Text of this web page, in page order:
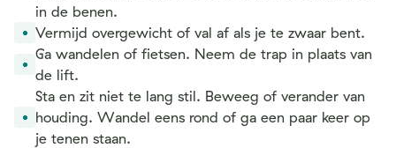
in de benen.
Vermijd overgewicht of val af als je te zwaar bent.
Ga wandelen of fietsen. Neem de trap in plaats van
de lift.
Sta en zit niet te lang stil. Beweeg of verander van
houding. Wandel eens rond of ga een paar keer op
je tenen staan.